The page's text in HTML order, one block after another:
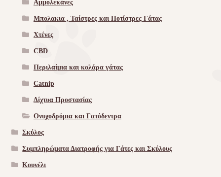
Αμμολεκάνες
Μπολακια , Ταίστρες και Ποτίστρες Γάτας
Χτένες
CBD
Περιλαίμια και κολάρα γάτας
Catnip
Δίχτυα Προστασίας
Ονυχοδρόμια και Γατόδεντρα
Σκύλος
Συμπληρώματα Διατροφής για Γάτες και Σκύλους
Κουνέλι